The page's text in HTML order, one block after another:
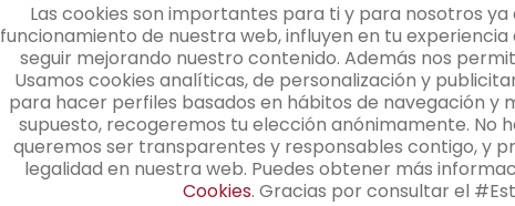
Las cookies son importantes para ti y para nosotros
funcionamiento de nuestra web, influyen en tu experiencia
seguir mejorando nuestro contenido. Además nos
Usamos cookies analíticas, de personalización y
para hacer perfiles basados en hábitos de navegación y
supuesto, recogeremos tu elección anónimamente. No
queremos ser transparentes y responsables contigo, y
legalidad en nuestra web. Puedes obtener más
Cookies. Gracias por consultar el